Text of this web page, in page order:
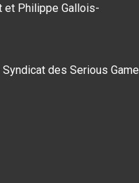
et Philippe Gallois-
des Serious Game